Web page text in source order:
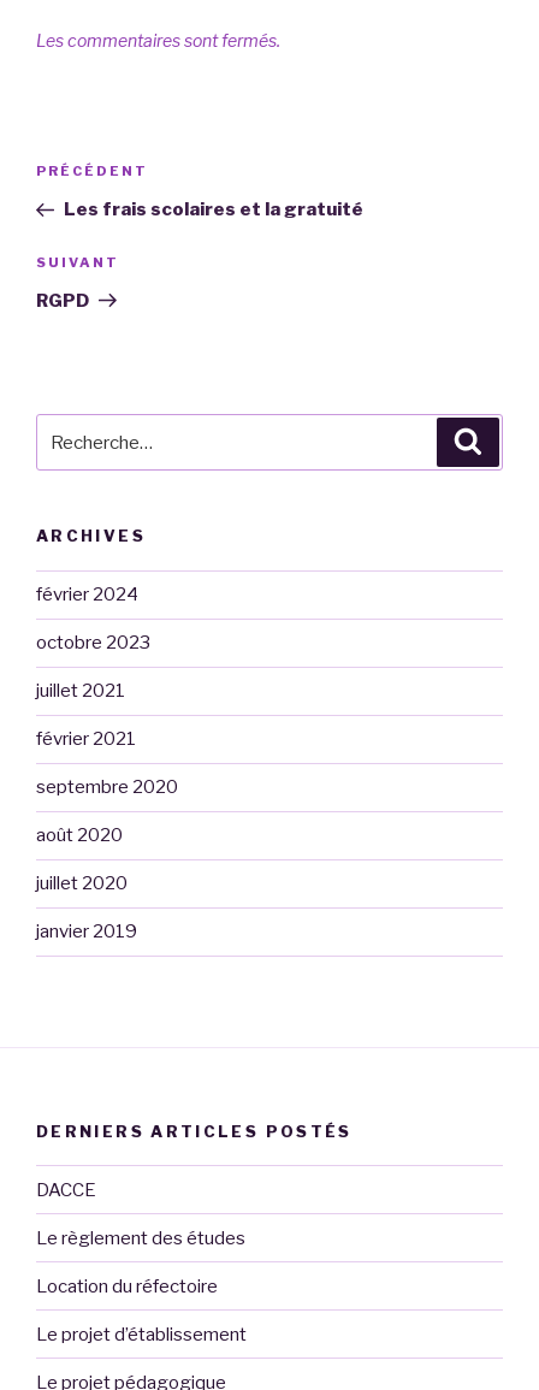
Les commentaires sont fermés.
Navigation
l’article
Article
précédent
PRÉCÉDENT
Les frais scolaires et la gratuité
Article
suivant
SUIVANT
RGPD
pour
ARCHIVES
février 2024
octobre 2023
juillet 2021
février 2021
septembre 2020
août 2020
juillet 2020
janvier 2019
DERNIERS ARTICLES POSTÉS
DACCE
Le règlement des études
Location du réfectoire
Le projet d’établissement
Le projet pédagogique